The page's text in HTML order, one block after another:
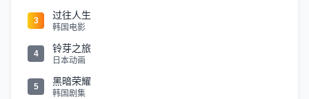
3 过往人生
韩国电影
4 铃芽之旅
日本动画
5 黑暗荣耀
韩国剧集